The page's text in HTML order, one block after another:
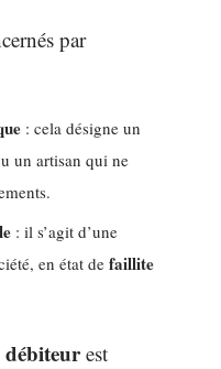
par
: cela désigne un
un artisan qui ne
: il s’agit d’une
en état de faillite
est